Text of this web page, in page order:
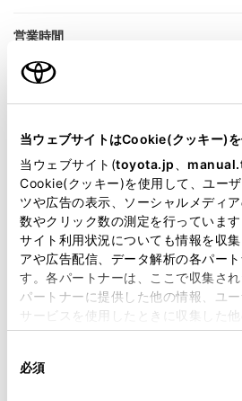
当ウェブサイトはCookie(クッキー)を
当ウェブサイト(toyota.jp
Cookie(クッキー)を使用して、ユー
ツや広告の表示、ソーシャルメディ
数やクリック数の測定を行っていま
サイト利用状況についても情報を収
アや広告配信、データ解析の各パー
す。各パートナーは、ここで収集さ
パートナーに提供した他の情報、ユ
サービスを使用したときに収集した
使用することがあります。当ウェブ
必須
営業時間
新車・
サービス
サービス
（月曜日が祝日の場合は、火曜日
お問い合わせ
TEL
059-378-0086
FAX
059-378-0085